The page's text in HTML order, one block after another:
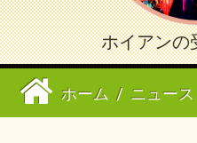
ホイアンの
ホーム / ニュース